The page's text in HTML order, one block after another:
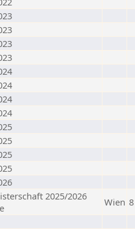
2025/2026
Wien 8